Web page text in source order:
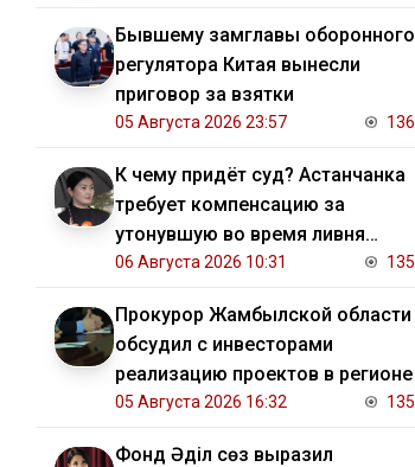
Бывшему замглавы оборонного
регулятора Китая вынесли
приговор за взятки
05 Августа 2026 23:57 136
К чему придёт суд? Астанчанка
требует компенсацию за
утонувшую во время ливня
иномарку
06 Августа 2026 10:31 135
Прокурор Жамбылской области
обсудил с инвесторами
реализацию проектов в регионе
05 Августа 2026 16:32 135
Фонд Әділ сөз выразил